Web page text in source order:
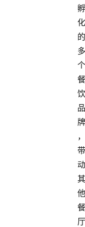
孵
化
的
多
个
餐
饮
品
牌
，
带
动
其
他
餐
厅